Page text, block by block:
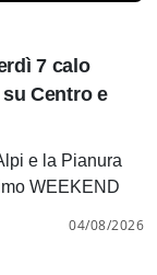
7 calo
Centro e
e la Pianura
WEEKEND
04/08/2026